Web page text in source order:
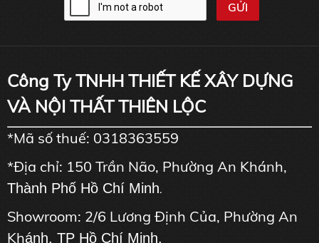
Công Ty TNHH THIẾT KẾ XÂY DỰNG
VÀ NỘI THẤT THIÊN LỘC
*Mã số thuế: 0318363559
*Địa chỉ: 150 Trần Não, Phường An Khánh,
Thành Phố Hồ Chí Minh.
Showroom: 2/6 Lương Định Của, Phường An
Khánh, TP Hồ Chí Minh.